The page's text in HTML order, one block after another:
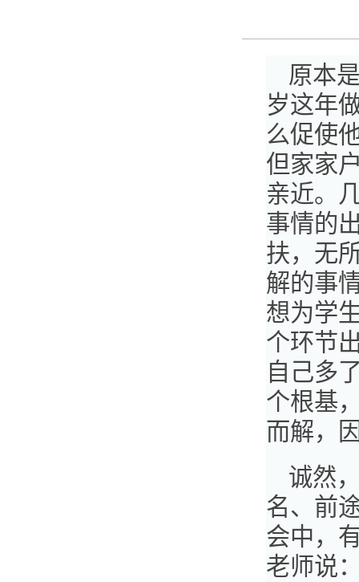
原本
岁这年
么促使
但家家
亲近。
事情的
扶，无
解的事
想为学
个环节
自己多
个根基
而解，
诚然
名、前
会中，
老师说